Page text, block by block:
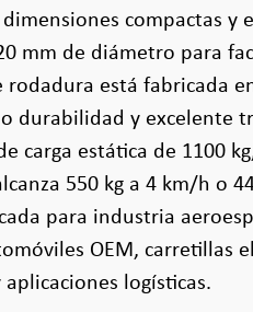
compactas y
mm de diámetro para
rodadura está fabricada
durabilidad y excelente
carga estática de 1100
550 kg a 4 km/h o
para industria
OEM, carretillas
logísticas.